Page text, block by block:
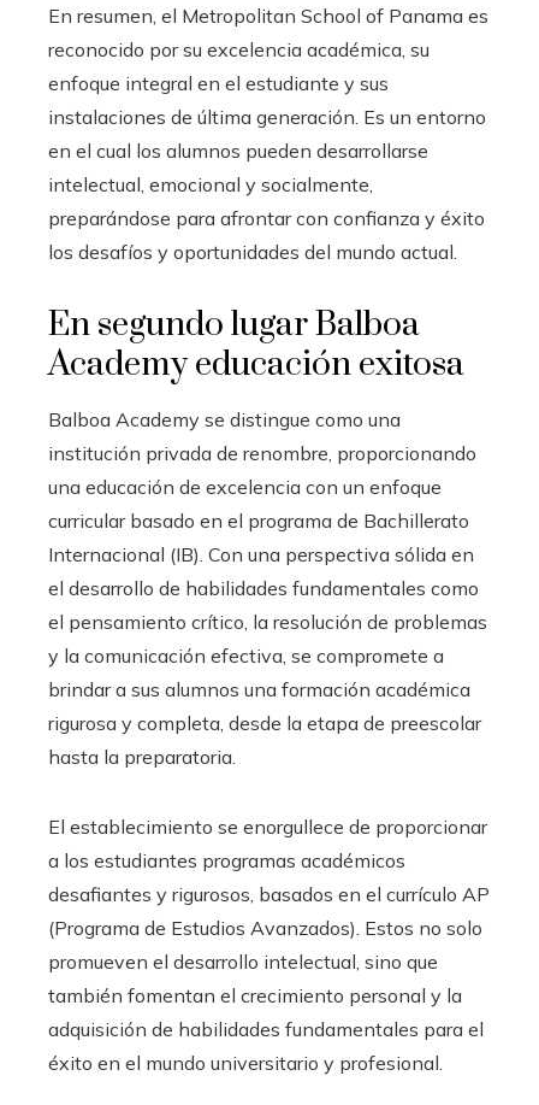
En resumen, el Metropolitan School of Panama es
reconocido por su excelencia académica, su
enfoque integral en el estudiante y sus
instalaciones de última generación. Es un entorno
en el cual los alumnos pueden desarrollarse
intelectual, emocional y socialmente,
preparándose para afrontar con confianza y éxito
los desafíos y oportunidades del mundo actual.
En segundo lugarBalboa
Academy educación exitosa
Balboa Academy se distingue como una
institución privada de renombre, proporcionando
una educación de excelencia con un enfoque
curricular basado en el programa de Bachillerato
Internacional (IB). Con una perspectiva sólida en
el desarrollo de habilidades fundamentales como
el pensamiento crítico, la resolución de problemas
y la comunicación efectiva, se compromete a
brindar a sus alumnos una formación académica
rigurosa y completa, desde la etapa de preescolar
hasta la preparatoria.
El establecimiento se enorgullece de proporcionar
a los estudiantes programas académicos
desafiantes y rigurosos, basados en el currículo AP
(Programa de Estudios Avanzados). Estos no solo
promueven el desarrollo intelectual, sino que
también fomentan el crecimiento personal y la
adquisición de habilidades fundamentales para el
éxito en el mundo universitario y profesional.